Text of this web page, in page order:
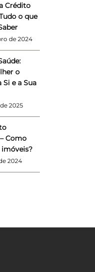
Crédito
o que
de 2024
o
Si e a Sua
2025
Como
2024